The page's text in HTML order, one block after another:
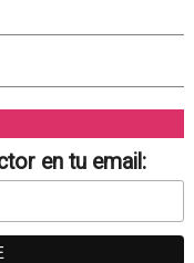
en tu email: